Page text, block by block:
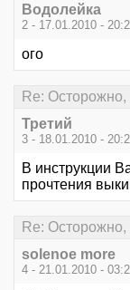
Водолейка
2 - 17.01.2010 -
ого
Re: Осторожно,
Третий
3 - 18.01.2010 -
В инструкции
прочтения
Re: Осторожно,
solenoe more
4 - 21.01.2010 -